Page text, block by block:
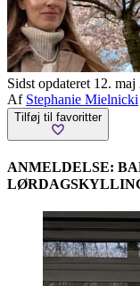
Sidst opdateret 12.
Af Stephanie Mielnicki
Tilføj til favoritter
ANMELDELSE: